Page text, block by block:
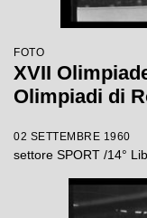
FOTO
XVII
Olimpiadi di
02 SETTEMBRE 1960
settore SPORT /14°